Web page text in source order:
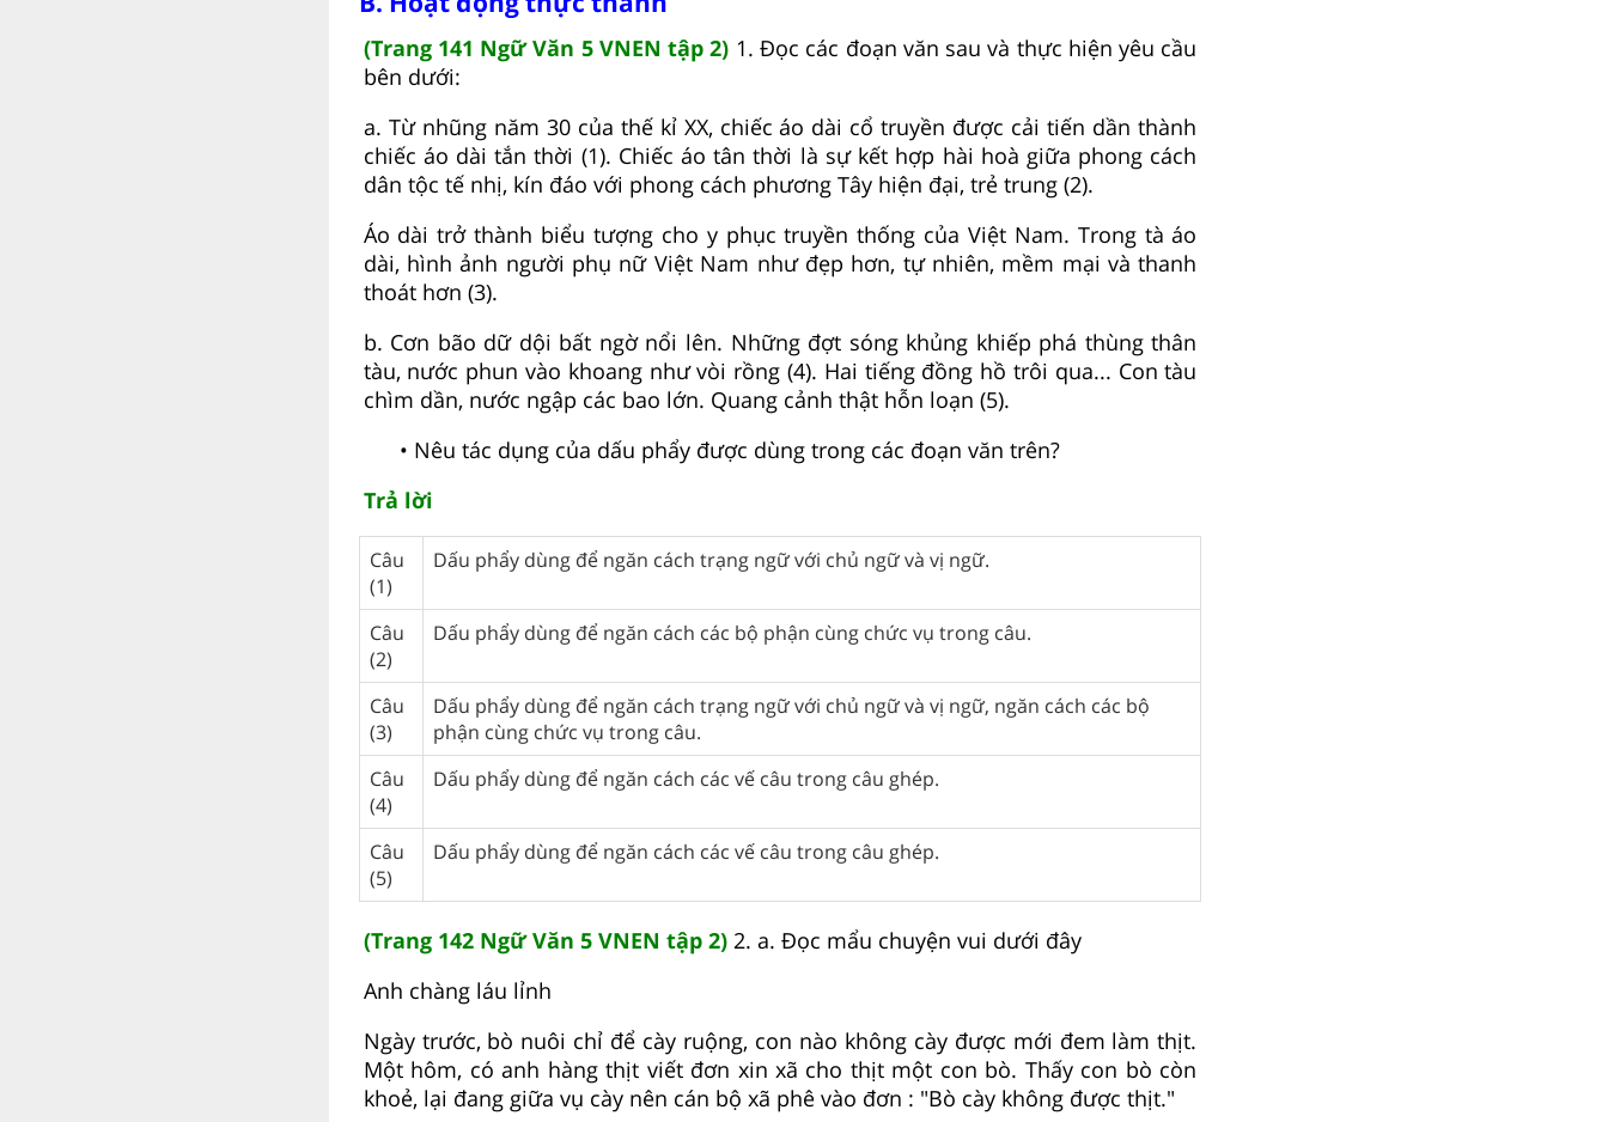
(Trang 141 Ngữ Văn 5 VNEN tập 2) 1. Đọc các đoạn văn sau và thực hiện yêu cầu
bên dưới:
a. Từ nhũng năm 30 của thế kỉ XX, chiếc áo dài cổ truyền được cải tiến dần thành
chiếc áo dài tắn thời (1). Chiếc áo tân thời là sự kết hợp hài hoà giữa phong cách
dân tộc tế nhị, kín đáo với phong cách phương Tây hiện đại, trẻ trung (2).
Áo dài trở thành biểu tượng cho y phục truyền thống của Việt Nam. Trong tà áo
dài, hình ảnh người phụ nữ Việt Nam như đẹp hơn, tự nhiên, mềm mại và thanh
thoát hơn (3).
b. Cơn bão dữ dội bất ngờ nổi lên. Những đợt sóng khủng khiếp phá thùng thân
tàu, nước phun vào khoang như vòi rồng (4). Hai tiếng đồng hồ trôi qua... Con tàu
chìm dần, nước ngập các bao lớn. Quang cảnh thật hỗn loạn (5).
• Nêu tác dụng của dấu phẩy được dùng trong các đoạn văn trên?
Trả lời
Câu
(1)
Dấu phẩy dùng để ngăn cách trạng ngữ với chủ ngữ và vị ngữ.
Câu
(2)
Dấu phẩy dùng để ngăn cách các bộ phận cùng chức vụ trong câu.
Câu
(3)
Dấu phẩy dùng để ngăn cách trạng ngữ với chủ ngữ và vị ngữ, ngăn cách các bộ
phận cùng chức vụ trong câu.
Câu
(4)
Dấu phẩy dùng để ngăn cách các vế câu trong câu ghép.
Câu
(5)
Dấu phẩy dùng để ngăn cách các vế câu trong câu ghép.
(Trang 142 Ngữ Văn 5 VNEN tập 2)2. a. Đọc mẩu chuyện vui dưới đây
Anh chàng láu lỉnh
Ngày trước, bò nuôi chỉ để cày ruộng, con nào không cày được mới đem làm thịt.
Một hôm, có anh hàng thịt viết đơn xin xã cho thịt một con bò. Thấy con bò còn
khoẻ, lại đang giữa vụ cày nên cán bộ xã phê vào đơn : "Bò cày không được thịt."